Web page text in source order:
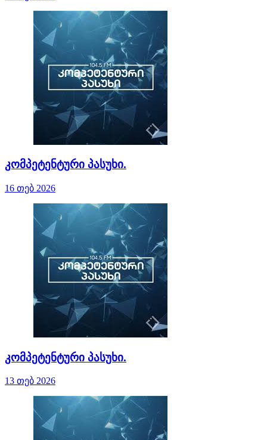
კომპეტენტური პასუხი.
16 თებ 2026
კომპეტენტური პასუხი.
13 თებ 2026